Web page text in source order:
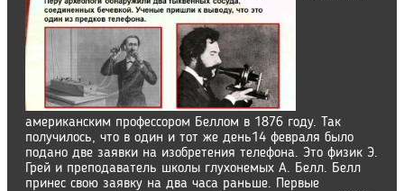
американским профессором Беллом в 1876 году. Так
получилось, что в один и тот же день14 февраля было
подано две заявки на изобретения телефона. Это физик Э.
Грей и преподаватель школы глухонемых А. Белл. Белл
принес свою заявку на два часа раньше. Первые